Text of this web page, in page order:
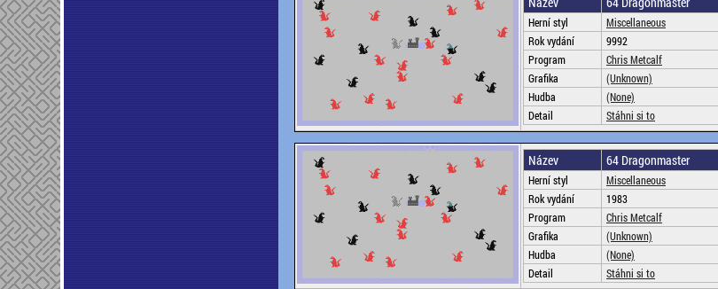
Herní styl
Miscellaneous
Rok vydání
9992
Program
Chris Metcalf
Grafika
(Unknown)
Hudba
(None)
Detail
Stáhni si to
Název 64 Dragonmaster
Herní styl
Miscellaneous
Rok vydání
1983
Program
Chris Metcalf
Grafika
(Unknown)
Hudba
(None)
Detail
Stáhni si to